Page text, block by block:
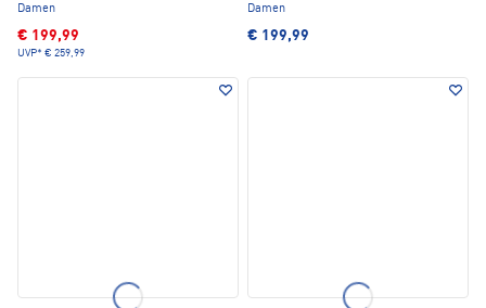
Damen
€ 199,99
UVP* € 259,99
Damen
€ 199,99